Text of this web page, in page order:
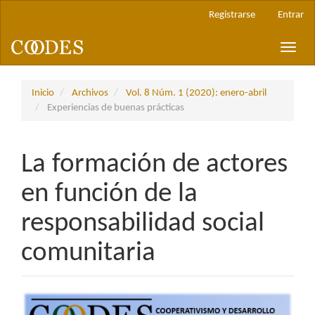
principal
Barra
Registrarse Entrar
Toggle
Inicio Archivos
Vol. 8 Núm. 1 (2020): enero-abril
Experiencias de buenas prácticas
La formación de actores
en función de la
responsabilidad social
comunitaria
Barra